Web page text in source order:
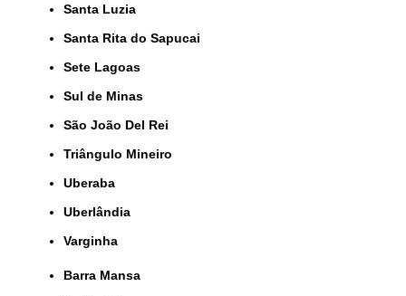
Santa Luzia
Santa Rita do Sapucai
Sete Lagoas
Sul de Minas
São João Del Rei
Triângulo Mineiro
Uberaba
Uberlândia
Varginha
Barra Mansa